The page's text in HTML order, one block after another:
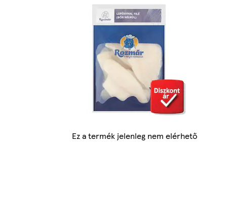
Ez a termék jelenleg nem elérhető